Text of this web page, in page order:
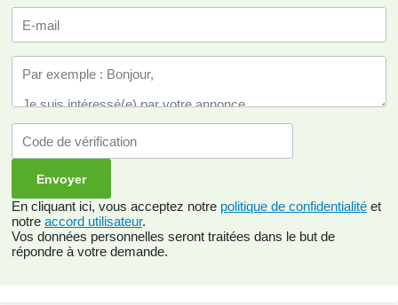
En cliquant ici, vous acceptez notre politique de confidentialité et
notre accord utilisateur.
Vos données personnelles seront traitées dans le but de
répondre à votre demande.